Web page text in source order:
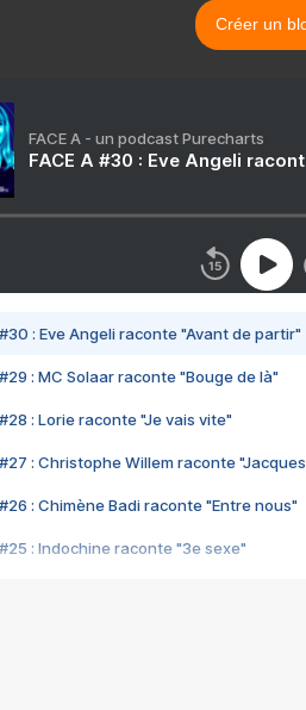
Créer un
FACE A - un podcast Purecharts
FACE A #30 : Eve Angeli
#30 : Eve Angeli raconte "Avant de partir"
#29 : MC Solaar raconte "Bouge de là"
#28 : Lorie raconte "Je vais vite"
#27 : Christophe Willem raconte
#26 : Chimène Badi raconte "Entre nous"
#25 : Indochine raconte "3e sexe"